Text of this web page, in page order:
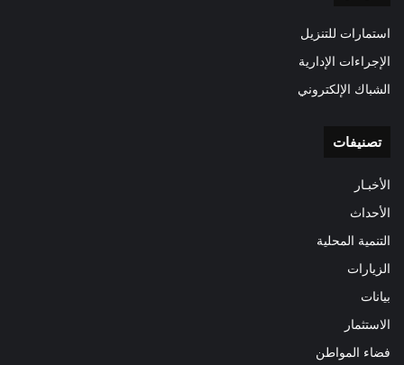
استمارات للتنزيل
الإجراءات الإدارية
الشباك الإلكتروني
تصنيفات
الأخبـار
الأحداث
التنمية المحلية
الزيارات
بيانات
الاستثمار
فضاء المواطن